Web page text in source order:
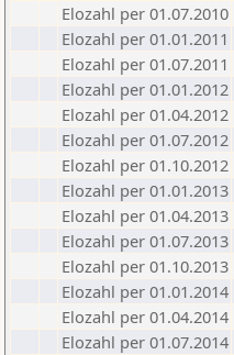
Elozahl per 01.07.2010
Elozahl per 01.01.2011
Elozahl per 01.07.2011
Elozahl per 01.01.2012
Elozahl per 01.04.2012
Elozahl per 01.07.2012
Elozahl per 01.10.2012
Elozahl per 01.01.2013
Elozahl per 01.04.2013
Elozahl per 01.07.2013
Elozahl per 01.10.2013
Elozahl per 01.01.2014
Elozahl per 01.04.2014
Elozahl per 01.07.2014